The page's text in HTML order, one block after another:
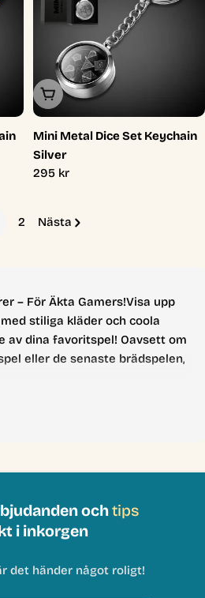
Slutsåld
Mini Metal Dice Set Keychain
Silver
Ordinarie
295 kr
2 Nästa
– För Äkta Gamers!Visa upp
stiliga kläder och coola
av dina favoritspel! Oavsett om
eller de senaste brädspelen,
en casual gaming-T-shirt, en
ochtips
i inkorgen
det händer något roligt!